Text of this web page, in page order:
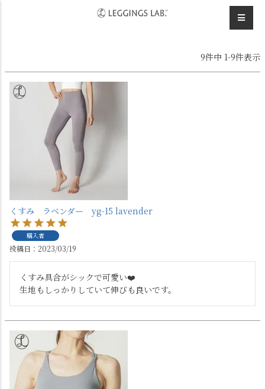
みなみさんのレビュー
9件中 1-9件表示
くすみ ラベンダー yg-15 lavender
購入者
投稿日 2023/03/19
くすみ具合がシックで可愛い❤️